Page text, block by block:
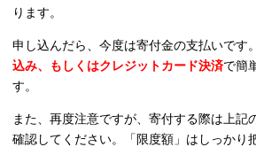
ります。
申し込んだら、今度は寄付金の支払いです
込み、もしくはクレジットカード決済で簡
す。
また、再度注意ですが、寄付する際は上記
確認してください。「限度額」はしっかり